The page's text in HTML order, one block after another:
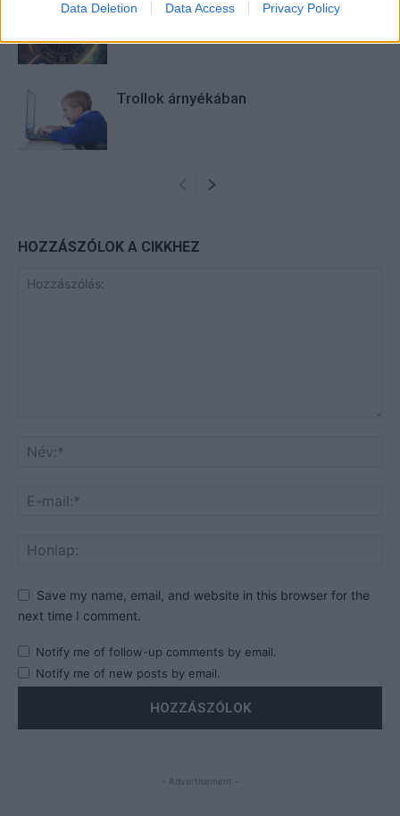
Data Deletion Data Access Privacy Policy
Heti horoszkóp december 15-21-ig
Trollok árnyékában
HOZZÁSZÓLOK A CIKKHEZ
Save my name, email, and website in this browser for the
next time I comment.
Notify me of follow-up comments by email.
Notify me of new posts by email.
- Advertisement -